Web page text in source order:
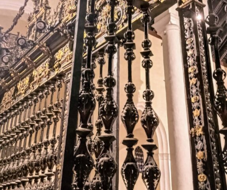
al proyecto o al comienzo de la intervención,
mientras que los trabajos de terminación pudieron
extenderse durante los años siguientes.
El resultado fue una torre en la que conviven la
tradición constructiva mudéjar y el lenguaje
renacentista. El cuerpo de campanas presenta
grandes arcos de medio punto, mientras que el friso
y el chapitel incorporan azulejería, uno de los
elementos más característicos de la arquitectura
religiosa marchenera. El Plan Especial de Protección
del Conjunto Histórico de Marchena describe
precisamente la torre como una construcción
rematada por chapitel y decorada con azulejos tanto
en el friso como en su coronación.